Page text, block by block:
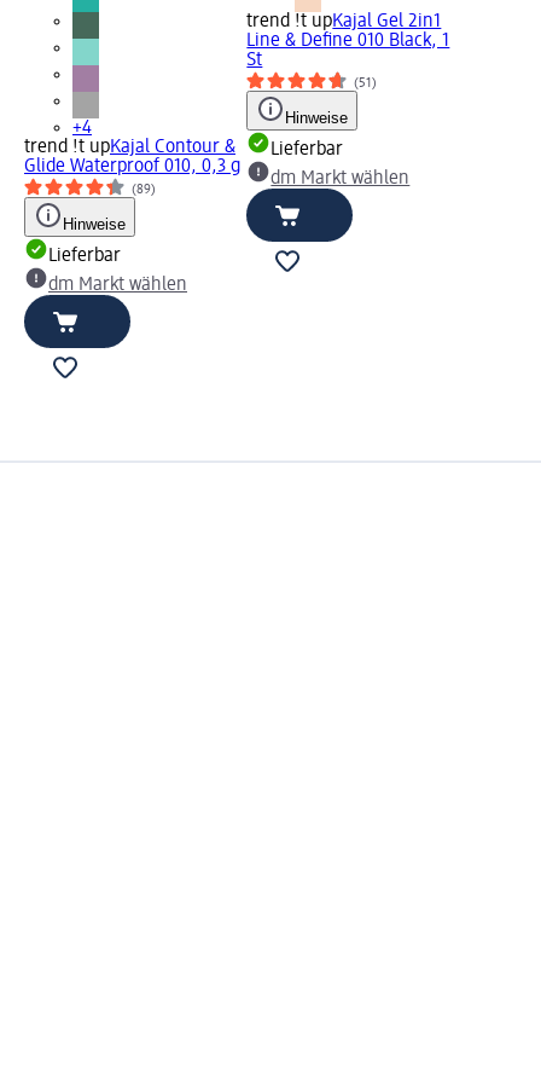
+4
trend !t upKajal Contour &
Glide Waterproof 010, 0,3 g
(89)
Hinweise
Lieferbar
dm Markt wählen
trend !t upKajal Gel 2in1
Line & Define 010 Black, 1
St
(51)
Hinweise
Lieferbar
dm Markt wählen